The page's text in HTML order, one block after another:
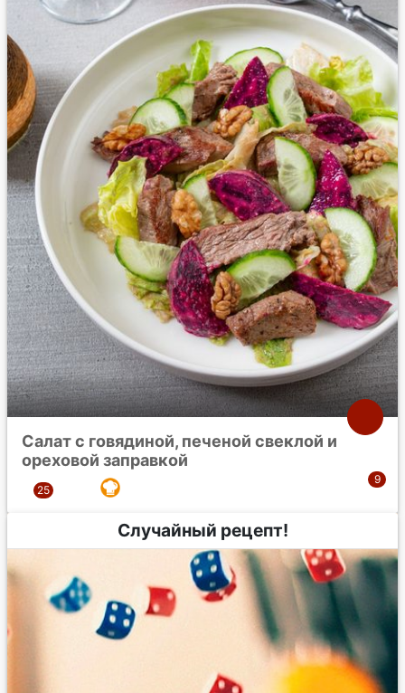
Салат с говядиной, печеной свеклой и
ореховой заправкой
Случайный рецепт!